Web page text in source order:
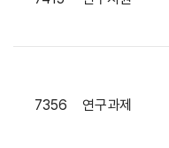
7356 연구과제